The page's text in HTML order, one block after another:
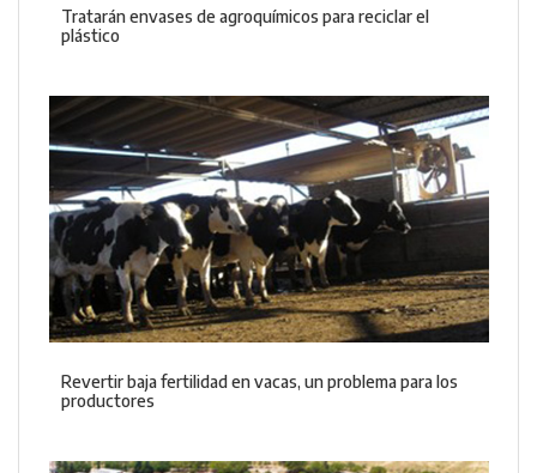
Tratarán envases de agroquímicos para reciclar el
plástico
Revertir baja fertilidad en vacas, un problema para los
productores